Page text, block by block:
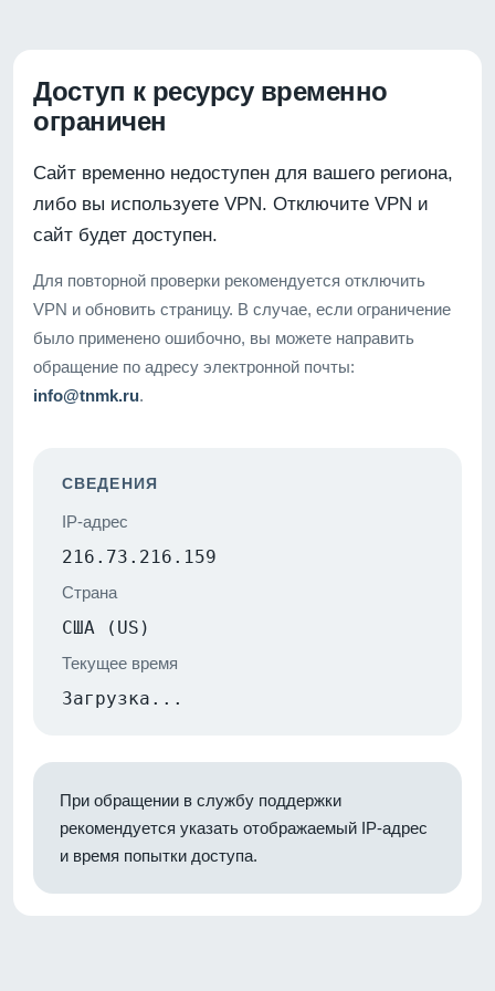
Доступ к ресурсу временно
ограничен
Сайт временно недоступен для вашего региона,
либо вы используете VPN. Отключите VPN и
сайт будет доступен.
Для повторной проверки рекомендуется отключить
VPN и обновить страницу. В случае, если ограничение
было применено ошибочно, вы можете направить
обращение по адресу электронной почты:
info@tnmk.ru.
СВЕДЕНИЯ
IP-адрес
216.73.216.159
Страна
США (US)
Текущее время
Загрузка...
При обращении в службу поддержки
рекомендуется указать отображаемый IP-адрес
и время попытки доступа.